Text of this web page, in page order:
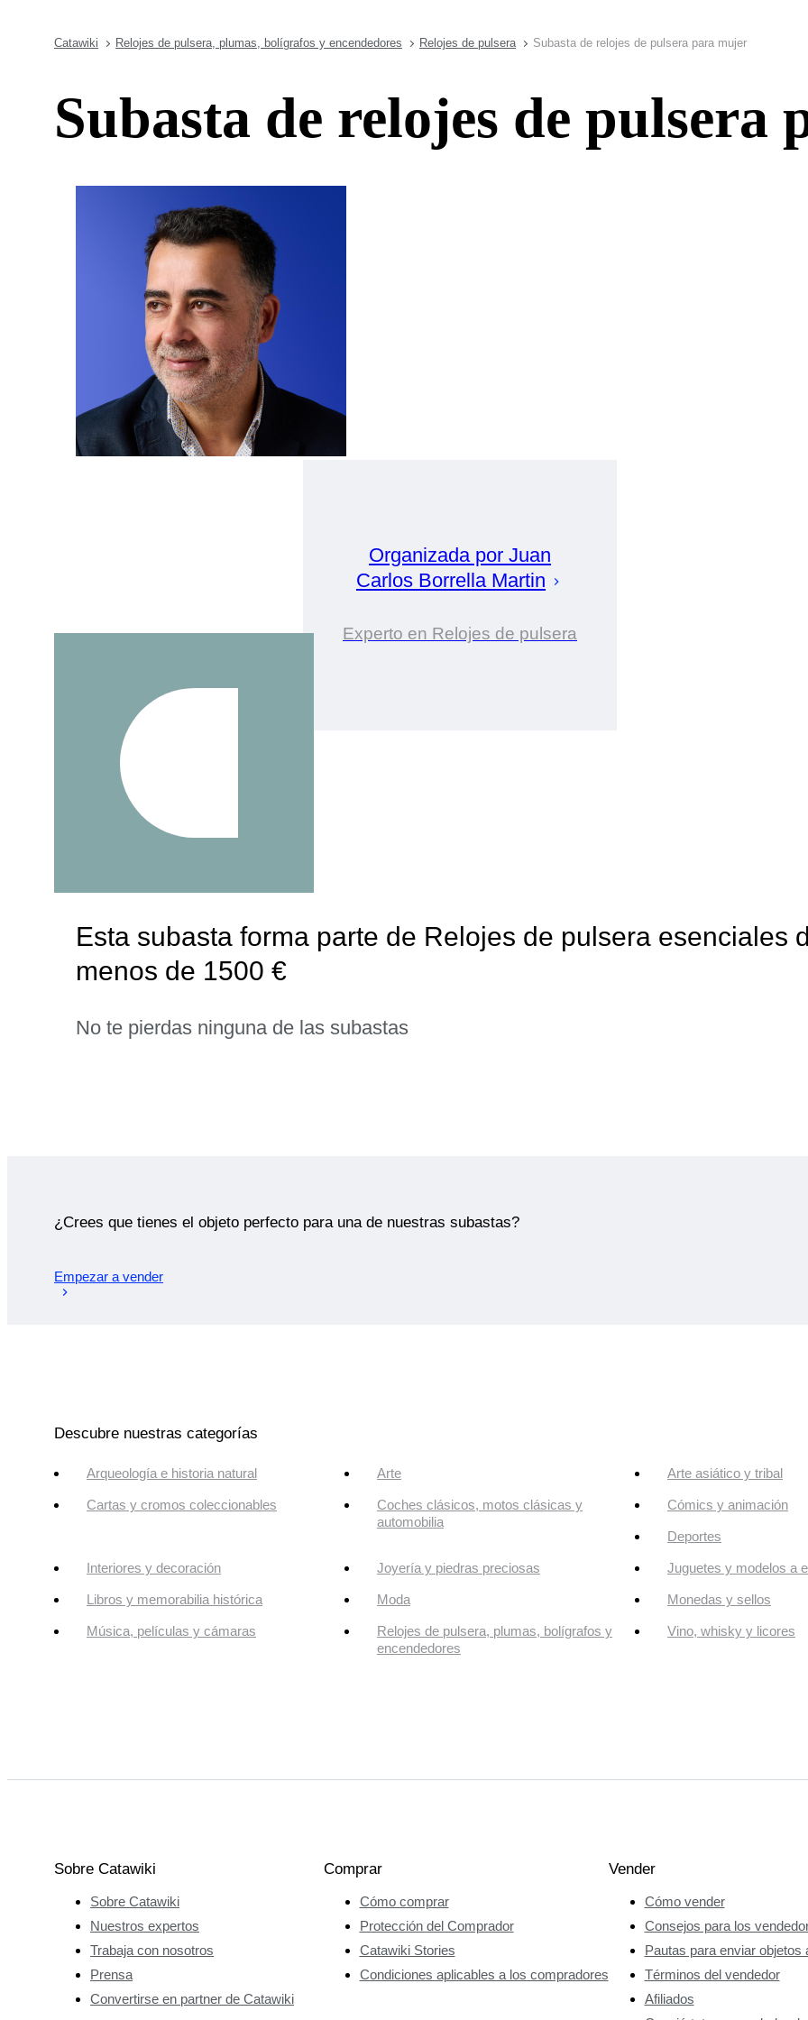
Catawiki Relojes de pulsera, plumas, bolígrafos y encendedores Relojes de pulsera Subasta de relojes de pulsera para mujer
Subasta de relojes de pulsera
Organizada por Juan
Carlos Borrella Martin
Experto en Relojes de pulsera
Esta subasta forma parte de Relojes de pulsera esenciales
menos de 1500 €
No te pierdas ninguna de las subastas
¿Crees que tienes el objeto perfecto para una de nuestras subastas?
Empezar a vender
Descubre nuestras categorías
Arqueología e historia natural Arte Arte asiático y tribal
Cartas y cromos coleccionables
Coches clásicos, motos clásicas y
automobilia
Cómics y animación
Deportes
Interiores y decoración Joyería y piedras preciosas Juguetes y modelos a
Libros y memorabilia histórica Moda Monedas y sellos
Música, películas y cámaras
Relojes de pulsera, plumas, bolígrafos y
encendedores
Vino, whisky y licores
Sobre Catawiki
Sobre Catawiki
Nuestros expertos
Trabaja con nosotros
Prensa
Convertirse en partner de Catawiki
Comprar
Cómo comprar
Protección del Comprador
Catawiki Stories
Condiciones aplicables a los compradores
Vender
Cómo vender
Consejos para los
Pautas para enviar objetos
Términos del vendedor
Afiliados